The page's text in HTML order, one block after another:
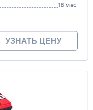
18 мес.
УЗНАТЬ ЦЕНУ